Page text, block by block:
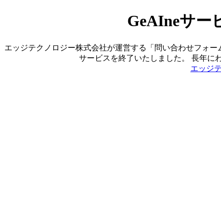
GeAIneサー
エッジテクノロジー株式会社が運営する「問い合わせフォ
サービスを終了いたしました。 長年に
エッジ